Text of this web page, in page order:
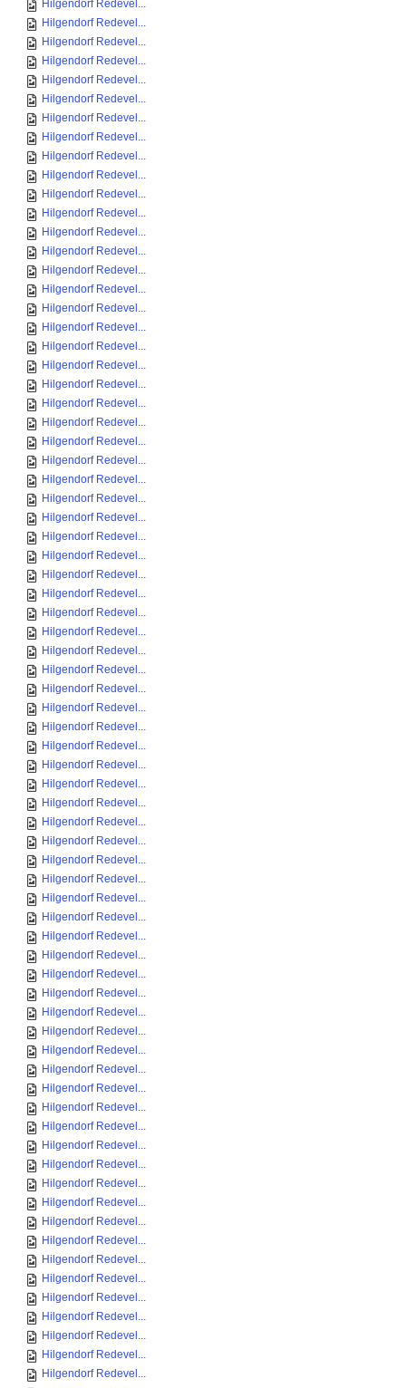
Hilgendorf Redevel...
Hilgendorf Redevel...
Hilgendorf Redevel...
Hilgendorf Redevel...
Hilgendorf Redevel...
Hilgendorf Redevel...
Hilgendorf Redevel...
Hilgendorf Redevel...
Hilgendorf Redevel...
Hilgendorf Redevel...
Hilgendorf Redevel...
Hilgendorf Redevel...
Hilgendorf Redevel...
Hilgendorf Redevel...
Hilgendorf Redevel...
Hilgendorf Redevel...
Hilgendorf Redevel...
Hilgendorf Redevel...
Hilgendorf Redevel...
Hilgendorf Redevel...
Hilgendorf Redevel...
Hilgendorf Redevel...
Hilgendorf Redevel...
Hilgendorf Redevel...
Hilgendorf Redevel...
Hilgendorf Redevel...
Hilgendorf Redevel...
Hilgendorf Redevel...
Hilgendorf Redevel...
Hilgendorf Redevel...
Hilgendorf Redevel...
Hilgendorf Redevel...
Hilgendorf Redevel...
Hilgendorf Redevel...
Hilgendorf Redevel...
Hilgendorf Redevel...
Hilgendorf Redevel...
Hilgendorf Redevel...
Hilgendorf Redevel...
Hilgendorf Redevel...
Hilgendorf Redevel...
Hilgendorf Redevel...
Hilgendorf Redevel...
Hilgendorf Redevel...
Hilgendorf Redevel...
Hilgendorf Redevel...
Hilgendorf Redevel...
Hilgendorf Redevel...
Hilgendorf Redevel...
Hilgendorf Redevel...
Hilgendorf Redevel...
Hilgendorf Redevel...
Hilgendorf Redevel...
Hilgendorf Redevel...
Hilgendorf Redevel...
Hilgendorf Redevel...
Hilgendorf Redevel...
Hilgendorf Redevel...
Hilgendorf Redevel...
Hilgendorf Redevel...
Hilgendorf Redevel...
Hilgendorf Redevel...
Hilgendorf Redevel...
Hilgendorf Redevel...
Hilgendorf Redevel...
Hilgendorf Redevel...
Hilgendorf Redevel...
Hilgendorf Redevel...
Hilgendorf Redevel...
Hilgendorf Redevel...
Hilgendorf Redevel...
Hilgendorf Redevel...
Hilgendorf Redevel...